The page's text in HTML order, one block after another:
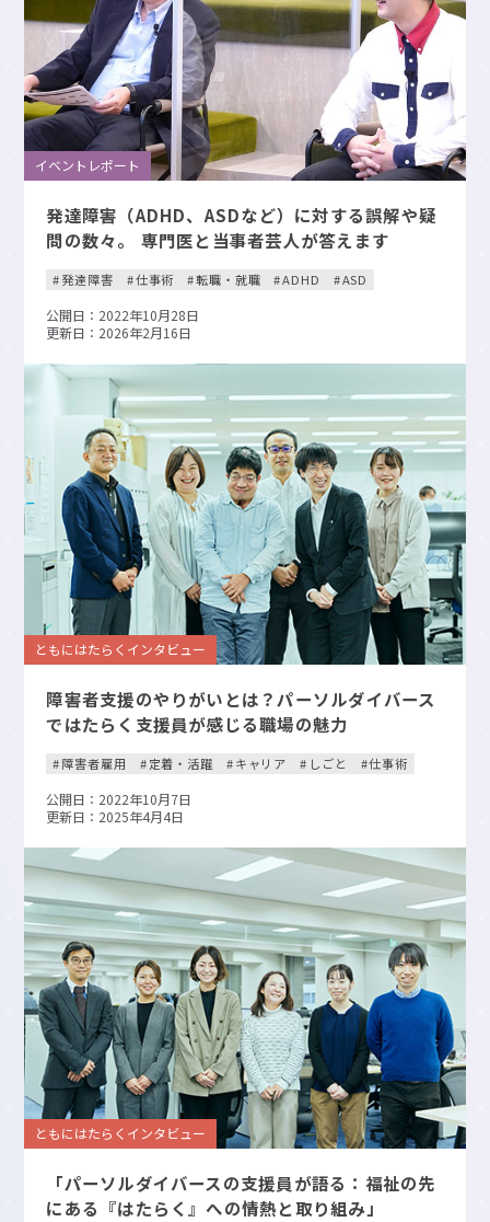
イベントレポート
発達障害（ADHD、ASDなど）に対する誤解や疑
問の数々。 専門医と当事者芸人が答えます
発達障害 仕事術 転職・就職 ADHD ASD
公開日：2022年10月28日
更新日：2026年2月16日
ともにはたらくインタビュー
障害者支援のやりがいとは？パーソルダイバース
ではたらく支援員が感じる職場の魅力
障害者雇用 定着・活躍 キャリア しごと 仕事術
公開日：2022年10月7日
更新日：2025年4月4日
ともにはたらくインタビュー
「パーソルダイバースの支援員が語る：福祉の先
にある『はたらく』への情熱と取り組み」